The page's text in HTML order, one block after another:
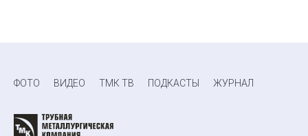
ФОТО ВИДЕО ТМК ТВ ПОДКАСТЫ ЖУРНАЛ